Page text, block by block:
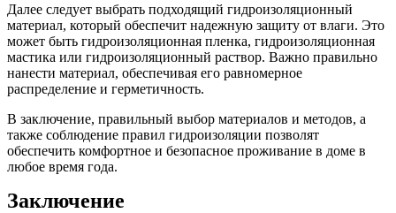
Далее следует выбрать подходящий гидроизоляционный
материал, который обеспечит надежную защиту от влаги. Это
может быть гидроизоляционная пленка, гидроизоляционная
мастика или гидроизоляционный раствор. Важно правильно
нанести материал, обеспечивая его равномерное
распределение и герметичность.
В заключение, правильный выбор материалов и методов, а
также соблюдение правил гидроизоляции позволят
обеспечить комфортное и безопасное проживание в доме в
любое время года.
Заключение